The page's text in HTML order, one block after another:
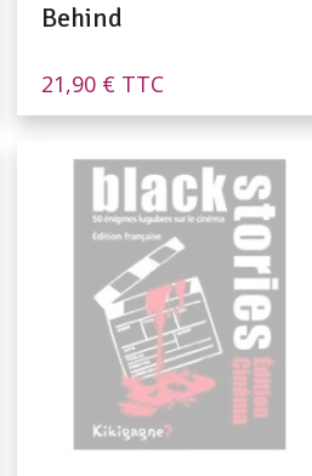
Behind
21,90 € TTC